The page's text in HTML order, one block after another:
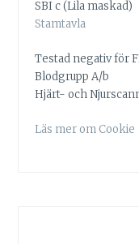
SBI c (Lila maskad)
Stamtavla
Testad negativ för
Blodgrupp A/b
Hjärt- och
Läs mer om Cookie